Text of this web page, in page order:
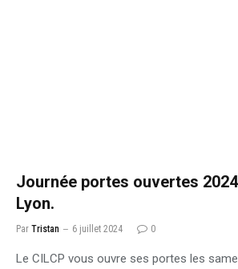
Journée portes ouvertes 2024
Lyon.
Par Tristan 6 juillet 2024 0
Le CILCP vous ouvre ses portes les